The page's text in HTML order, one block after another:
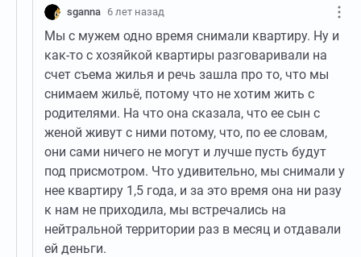
sganna 6 лет назад
Мы с мужем одно время снимали квартиру. Ну и
как-то с хозяйкой квартиры разговаривали на
счет съема жилья и речь зашла про то, что мы
снимаем жильё, потому что не хотим жить с
родителями. На что она сказала, что ее сын с
женой живут с ними потому, что, по ее словам,
они сами ничего не могут и лучше пусть будут
под присмотром. Что удивительно, мы снимали у
нее квартиру 1,5 года, и за это время она ни разу
к нам не приходила, мы встречались на
нейтральной территории раз в месяц и отдавали
ей деньги.